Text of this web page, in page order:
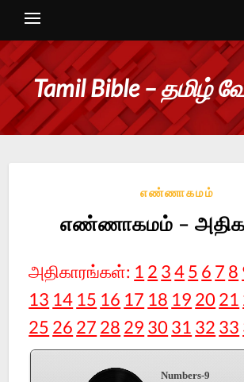
Tamil Bible – தமிழ்
எண்ணாகமம்
எண்ணாகமம் –
அதிகாரங்கள்: 1 2 345 6 7 8
13 14 15 16 17 18 19 20 21
25 26 27 28 29 30 31 32 33
Numbers-9